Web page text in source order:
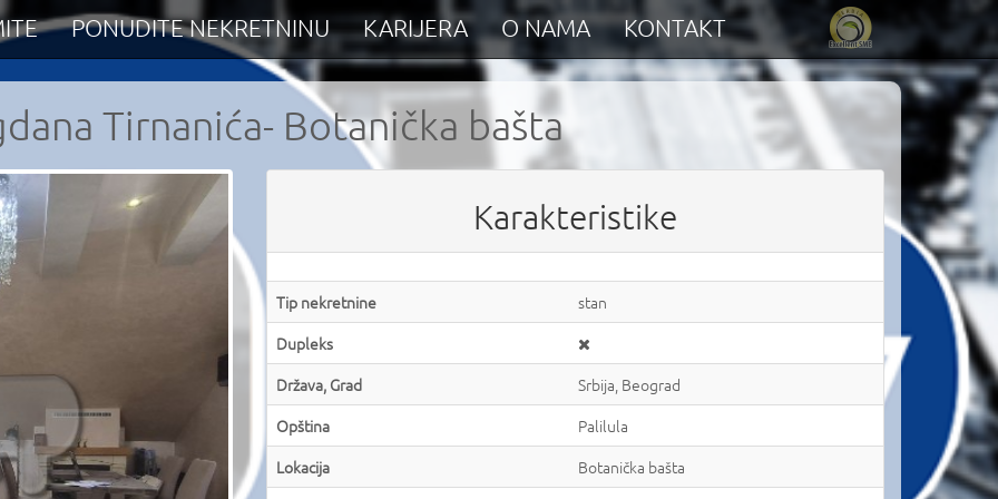
PONUDITE NEKRETNINU KARIJERA O NAMA KONTAKT
Tirnanića- Botanička bašta
Karakteristike
Tip nekretnine
stan
Dupleks
Država, Grad
Srbija, Beograd
Opština
Palilula
Lokacija
Botanička bašta